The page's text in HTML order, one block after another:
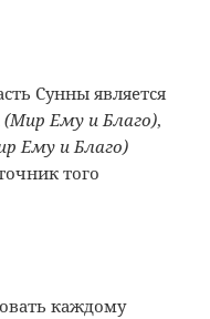
Сунны является
(Мир Ему и Благо),
Ему и Благо)
того
каждому